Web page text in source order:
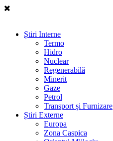
Știri Interne
Termo
Hidro
Nuclear
Regenerabilă
Minerit
Gaze
Petrol
Transport și Furnizare
Știri Externe
Europa
Zona Caspica